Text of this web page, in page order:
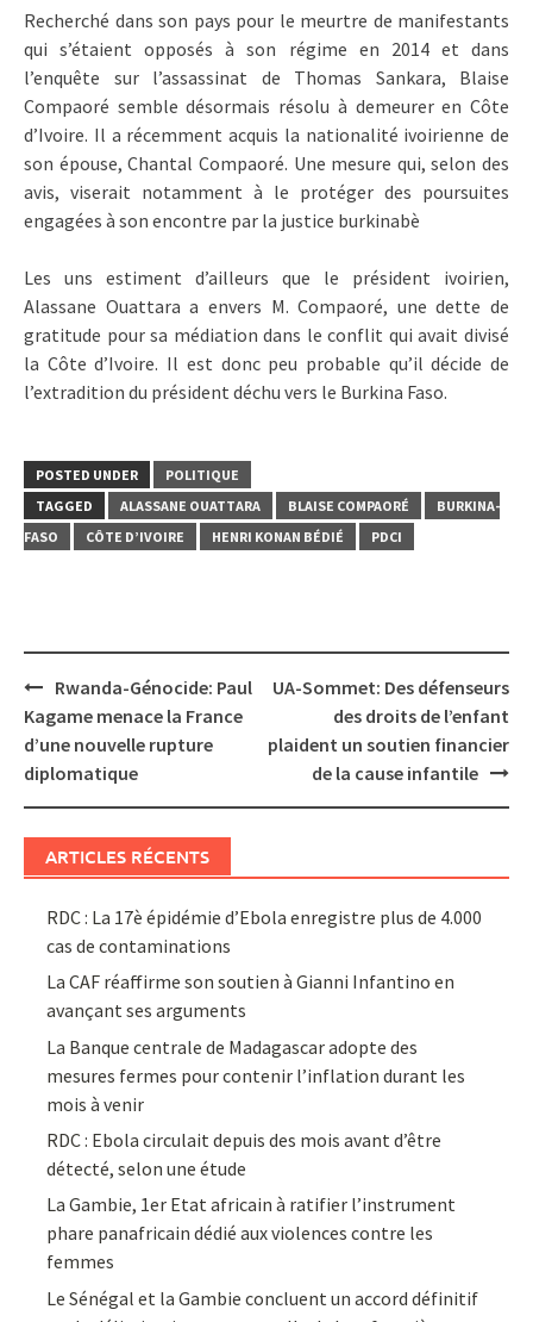
Recherché dans son pays pour le meurtre de manifestants
qui s’étaient opposés à son régime en 2014 et dans
l’enquête sur l’assassinat de Thomas Sankara, Blaise
Compaoré semble désormais résolu à demeurer en Côte
d’Ivoire. Il a récemment acquis la nationalité ivoirienne de
son épouse, Chantal Compaoré. Une mesure qui, selon des
avis, viserait notamment à le protéger des poursuites
engagées à son encontre par la justice burkinabè
Les uns estiment d’ailleurs que le président ivoirien,
Alassane Ouattara a envers M. Compaoré, une dette de
gratitude pour sa médiation dans le conflit qui avait divisé
la Côte d’Ivoire. Il est donc peu probable qu’il décide de
l’extradition du président déchu vers le Burkina Faso.
POSTED UNDER
POLITIQUE
TAGGED
ALASSANE OUATTARA BLAISE COMPAORÉ
BURKINA-
FASO
CÔTE D’IVOIRE HENRI KONAN BÉDIÉ PDCI
Post
navigation
Rwanda-Génocide: Paul
Kagame menace la France
d’une nouvelle rupture
diplomatique
UA-Sommet: Des défenseurs
des droits de l’enfant
plaident un soutien financier
de la cause infantile
ARTICLES RÉCENTS
RDC : La 17è épidémie d’Ebola enregistre plus de 4.000
cas de contaminations
La CAF réaffirme son soutien à Gianni Infantino en
avançant ses arguments
La Banque centrale de Madagascar adopte des
mesures fermes pour contenir l’inflation durant les
mois à venir
RDC : Ebola circulait depuis des mois avant d’être
détecté, selon une étude
La Gambie, 1er Etat africain à ratifier l’instrument
phare panafricain dédié aux violences contre les
femmes
Le Sénégal et la Gambie concluent un accord définitif